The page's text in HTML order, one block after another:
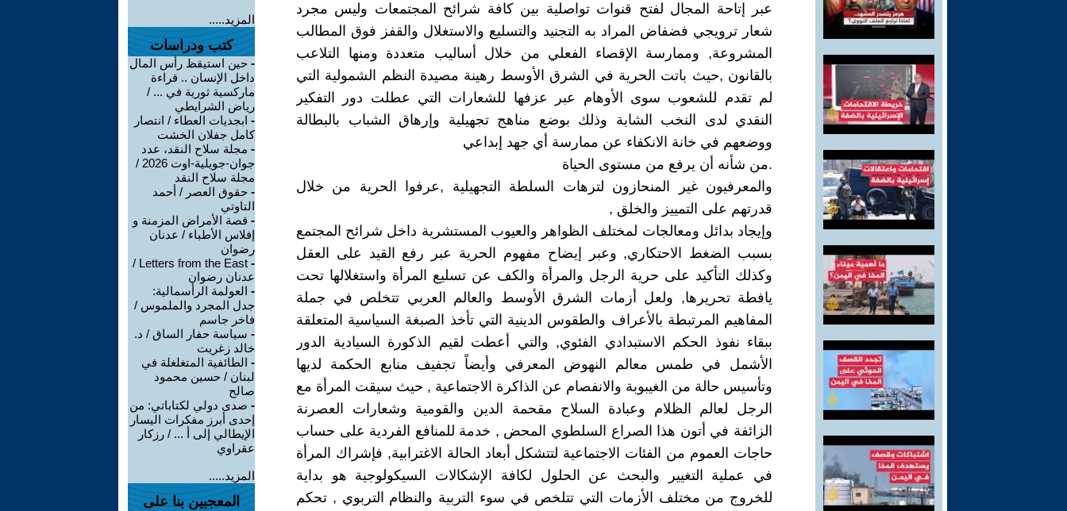
عبر إتاحة المجال لفتح قنوات تواصلية بين كافة شرائح المجتمعات وليس مجرد
شعار ترويجي فضفاض المراد به التجنيد والتسليع والاستغلال والقفز فوق المطالب
المشروعة, وممارسة الإقصاء الفعلي من خلال أساليب متعددة ومنها التلاعب
بالقانون ,حيث باتت الحرية في الشرق الأوسط رهينة مصيدة النظم الشمولية التي
لم تقدم للشعوب سوى الأوهام عبر عزفها للشعارات التي عطلت دور التفكير
النقدي لدى النخب الشابة وذلك بوضع مناهج تجهيلية وإرهاق الشباب بالبطالة
ووضعهم في خانة الانكفاء عن ممارسة أي جهد إبداعي
.من شأنه أن يرفع من مستوى الحياة
والمعرفيون غير المنحازون لترهات السلطة التجهيلية ,عرفوا الحرية من خلال
قدرتهم على التمييز والخلق ,
وإيجاد بدائل ومعالجات لمختلف الظواهر والعيوب المستشرية داخل شرائح المجتمع
بسبب الضغط الاحتكاري, وعبر إيضاح مفهوم الحرية عبر رفع القيد على العقل
وكذلك التأكيد على حرية الرجل والمرأة والكف عن تسليع المرأة واستغلالها تحت
يافطة تحريرها, ولعل أزمات الشرق الأوسط والعالم العربي تتخلص في جملة
المفاهيم المرتبطة بالأعراف والطقوس الدينية التي تأخذ الصبغة السياسية المتعلقة
ببقاء نفوذ الحكم الاستبدادي الفئوي, والتي أعطت لقيم الذكورة السيادية الدور
الأشمل في طمس معالم النهوض المعرفي وأيضاً تجفيف منابع الحكمة لديها
وتأسيس حالة من الغيبوبة والانفصام عن الذاكرة الاجتماعية , حيث سيقت المرأة مع
الرجل لعالم الظلام وعبادة السلاح مقحمة الدين والقومية وشعارات العصرنة
الزائفة في أتون هذا الصراع السلطوي المحض , خدمة للمنافع الفردية على حساب
حاجات العموم من الفئات الاجتماعية لتتشكل أبعاد الحالة الاغترابية, فإشراك المرأة
في عملية التغيير والبحث عن الحلول لكافة الإشكالات السيكولوجية هو بداية
للخروج من مختلف الأزمات التي تتلخص في سوء التربية والنظام التربوي , تحكم
المزيد.....
كتب ودراسات
- حين استيقظ رأس المال
داخل الإنسان .. قراءة
ماركسية ثورية في ... /
رياض الشرايطي
- ابجديات العطاء / انتصار
كامل جفلان الخشت
- مجلة سلاح النقد، عدد
جوان-جويلية-اوت 2026 /
مجلة سلاح النقد
- حقوق العصر / أحمد
التاوتي
- قصة الأمراض المزمنة و
إفلاس الأطباء / عدنان
رضوان
-
Letters from the East /
عدنان رضوان
- العولمة الرأسمالية:
جدل المجرد والملموس /
فاخر جاسم
- سياسة حفار الساق / د.
خالد زغريت
- الطائفية المتغلغلة في
لبنان / حسين محمود
صالح
- صدى دولي لكتاباتي: من
إحدى أبرز مفكرات اليسار
الإيطالي إلى أ ... / رزكار
عقراوي
المزيد.....
المعجبين بنا على